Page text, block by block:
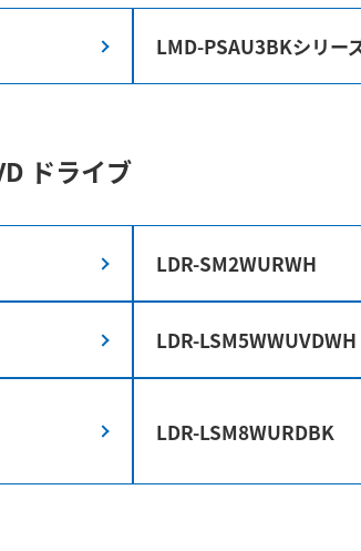
LMD-PSAU3BKシリー
ドライブ
LDR-SM2WURWH
LDR-LSM5WWUVDWH
LDR-LSM8WURDBK